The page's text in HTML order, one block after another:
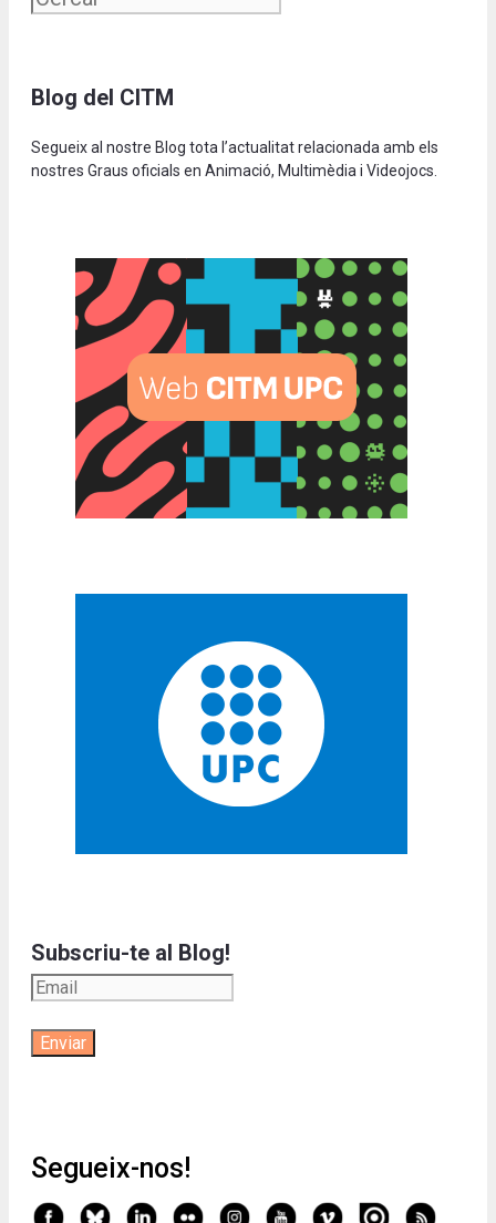
Blog del CITM
Segueix al nostre Blog tota l’actualitat relacionada amb els
nostres Graus oficials en Animació, Multimèdia i Videojocs.
Subscriu-te al Blog!
Segueix-nos!